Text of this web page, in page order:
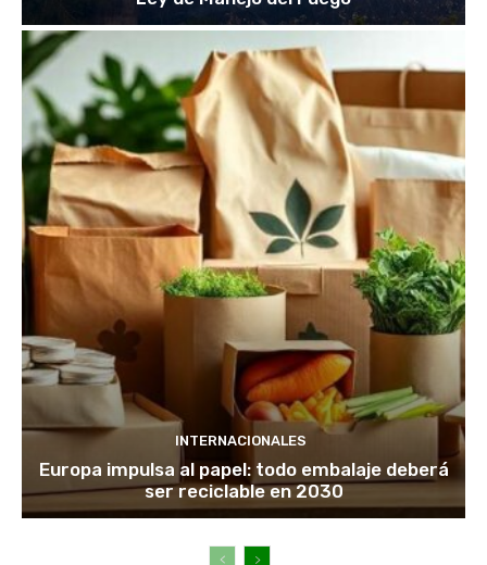
INTERNACIONALES
Europa impulsa al papel: todo embalaje deberá
ser reciclable en 2030